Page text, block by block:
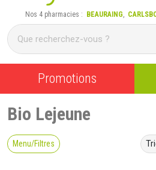
Nos 4 pharmacies : BEAURAING,
Promotions
Bio Lejeune
Menu/Filtres